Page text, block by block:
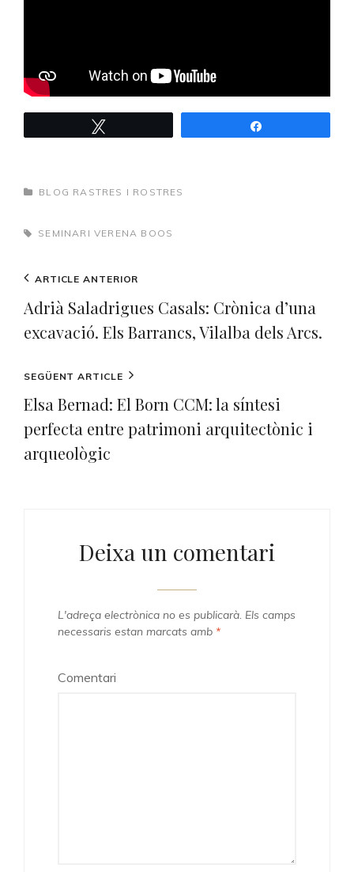
CATEGORIES
BLOG RASTRES I ROSTRES
TAGS,SEMINARI VERENA BOOS
Navegació
d'entrades
Previous
Post
ARTICLE ANTERIOR
Adrià Saladrigues Casals: Crònica d’una
excavació. Els Barrancs, Vilalba dels Arcs.
Next
Post
SEGÜENT ARTICLE
Elsa Bernad: El Born CCM: la síntesi
perfecta entre patrimoni arquitectònic i
arqueològic
Deixa un comentari
L'adreça electrònica no es publicarà. Els camps
necessaris estan marcats amb *
Comentari